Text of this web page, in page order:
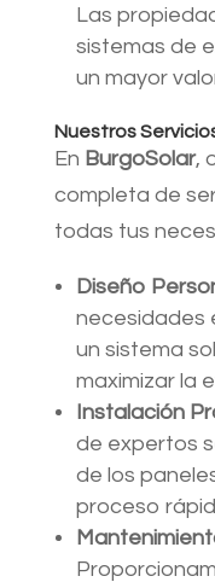
Las
sistemas de
un mayor
Nuestros
En BurgoSolar,
completa de
todas tus
Diseño
necesidades
un sistema
maximizar la
Instalación
de expertos
de los
proceso